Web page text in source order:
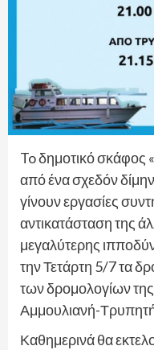
To δημοτικό
από ένα σχεδόν
γίνουν εργασίες
αντικατάσταση της
μεγαλύτερης
την Τετάρτη 5/7 τα
των δρομολογίων
Αμμουλιανή-
Καθημερινά θα